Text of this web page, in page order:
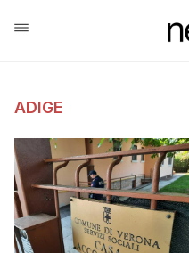
ADIGE